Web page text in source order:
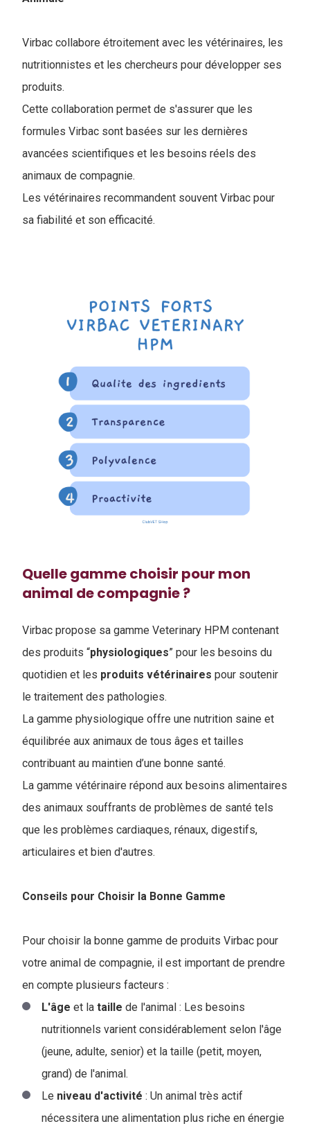
Virbac collabore étroitement avec les vétérinaires, les
nutritionnistes et les chercheurs pour développer ses
produits.
Cette collaboration permet de s'assurer que les
formules Virbac sont basées sur les dernières
avancées scientifiques et les besoins réels des
animaux de compagnie.
Les vétérinaires recommandent souvent Virbac pour
sa fiabilité et son efficacité.
Quelle gamme choisir pour mon
animal de compagnie ?
Virbac propose sa gamme Veterinary HPM contenant
des produits “physiologiques” pour les besoins du
quotidien et les produits vétérinaires pour soutenir
le traitement des pathologies.
La gamme physiologique offre une nutrition saine et
équilibrée aux animaux de tous âges et tailles
contribuant au maintien d’une bonne santé.
La gamme vétérinaire répond aux besoins alimentaires
des animaux souffrants de problèmes de santé tels
que les problèmes cardiaques, rénaux, digestifs,
articulaires et bien d'autres.
Conseils pour Choisir la Bonne Gamme
Pour choisir la bonne gamme de produits Virbac pour
votre animal de compagnie, il est important de prendre
en compte plusieurs facteurs :
L'âge et la taille de l'animal : Les besoins
nutritionnels varient considérablement selon l'âge
(jeune, adulte, senior) et la taille (petit, moyen,
grand) de l'animal.
Le niveau d'activité : Un animal très actif
nécessitera une alimentation plus riche en énergie